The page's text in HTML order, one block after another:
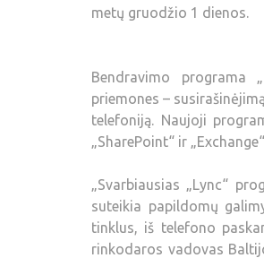
metų gruodžio 1 dienos.
Bendravimo programa
priemones –
telefoniją. Naujoji
„SharePoint“ ir
„Svarbiausias „Lync“
suteikia papildomų
tinklus, iš telefono
rinkodaros vadovas